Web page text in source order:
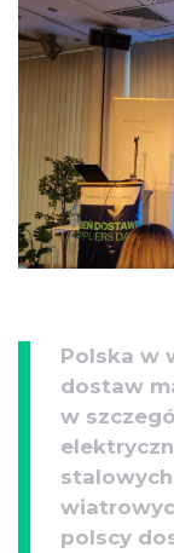
Polska w
dostaw
w
polscy